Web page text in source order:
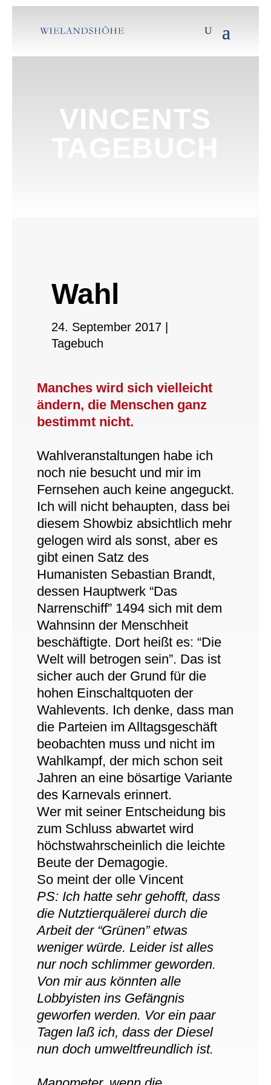
VINCENTS
Wahl
24. September 2017|
Tagebuch
Manches wird sich vielleicht
ändern, die Menschen ganz
bestimmt nicht.
Wahlveranstaltungen habe ich
noch nie besucht und mir im
Fernsehen auch keine angeguckt.
Ich will nicht behaupten, dass bei
diesem Showbiz absichtlich mehr
gelogen wird als sonst, aber es
gibt einen Satz des
Humanisten Sebastian Brandt,
dessen Hauptwerk “Das
Narrenschiff” 1494 sich mit dem
Wahnsinn der Menschheit
beschäftigte. Dort heißt es: “Die
Welt will betrogen sein”. Das ist
sicher auch der Grund für die
hohen Einschaltquoten der
Wahlevents. Ich denke, dass man
die Parteien im Alltagsgeschäft
beobachten muss und nicht im
Wahlkampf, der mich schon seit
Jahren an eine bösartige Variante
des Karnevals erinnert.
Wer mit seiner Entscheidung bis
zum Schluss abwartet wird
höchstwahrscheinlich die leichte
Beute der Demagogie.
So meint der olle Vincent
PS: Ich hatte sehr gehofft, dass
die Nutztierquälerei durch die
Arbeit der “Grünen” etwas
weniger würde. Leider ist alles
nur noch schlimmer geworden.
Von mir aus könnten alle
Lobbyisten ins Gefängnis
geworfen werden. Vor ein paar
Tagen laß ich, dass der Diesel
nun doch umweltfreundlich ist.